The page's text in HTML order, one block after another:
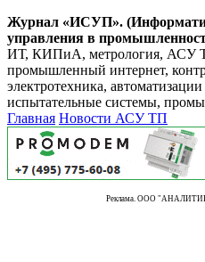
Журнал «ИСУП».
управления в
ИТ, КИПиА, метрология, АСУ
промышленный интернет,
электротехника,
испытательные системы,
Главная Новости АСУ ТП
Реклама. ООО